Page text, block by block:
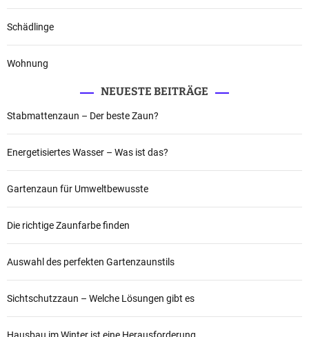
Schädlinge
Wohnung
NEUESTE BEITRÄGE
Stabmattenzaun – Der beste Zaun?
Energetisiertes Wasser – Was ist das?
Gartenzaun für Umweltbewusste
Die richtige Zaunfarbe finden
Auswahl des perfekten Gartenzaunstils
Sichtschutzzaun – Welche Lösungen gibt es